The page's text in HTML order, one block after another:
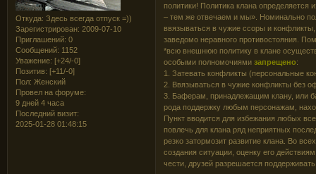
Откуда: Здесь всегда отпуск =))
Зарегистрирован: 2009-07-10
Приглашений: 0
Сообщений: 1152
Уважение: [+24/-0]
Позитив: [+11/-0]
Пол: Женский
Провел на форуме:
9 дней 4 часа
Последний визит:
2025-01-28 01:48:15
политики! Политика клана определяется
– тем же отвечаем и мы». Номинально
ввязываться в чужие ссоры и
заведомо неравного противостояния.
*всю внешнюю политику в клане
особыми полномочиямизапрещено:
1. Затевать конфликты (персональные
2. Ввязываться в чужие конфликты без
3. Баферам, принадлежащим клану, или
рода поддержку любым персонажам,
Пункт вводится для избежания любых
повлечь для клана ряд неприятных
резко затормозит развитие клана. Во
создания ситуации, оценку его
чести, друзей разрешается